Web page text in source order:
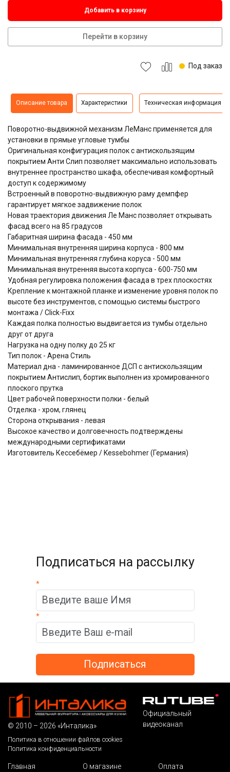
Добавить в корзину
Перейти в корзину
Под заказ
Описание товара Характеристики Техническая информация
Поворотно-выдвижной механизм ЛеМанс применяется для
установки в прямые угловые тумбы
Оригинальная конфигурация полок с антискользящим
покрытием Анти Слип позволяет максимально использовать
внутреннее пространство шкафа, обеспечивая комфортный
доступ к содержимому
Встроенный в поворотно-выдвижную раму демпфер
гарантирует мягкое задвижение полок
Новая траектория движения Ле Манс позволяет открывать
фасад всего на 85 градусов
Габаритная ширина фасада - 450 мм
Минимальная внутренняя ширина корпуса - 800 мм
Минимальная внутренняя глубина коруса - 500 мм
Минимальная внутренняя высота корпуса - 600-750 мм
Удобная регулировка положения фасада в трех плоскостях
Крепление к монтажной планке и изменение уровня полок по
высоте без инструментов, с помощью системы быстрого
монтажа / Click-Fixx
Каждая полка полностью выдвигается из тумбы отдельно
друг от друга
Нагрузка на одну полку до 25 кг
Тип полок - Арена Стиль
Материал дна - ламинированное ДСП с антискользящим
покрытием Антислип, бортик выполнен из хромированного
плоского прутка
Цвет рабочей поверхности полки - белый
Отделка - хром, глянец
Сторона открывания - левая
Высокое качество и долговечность подтверждены
международными сертификатами
Изготовитель Кессебёмер / Kessebohmer (Германия)
Подписаться на рассылку
*
*
© 2010 – 2026 «Инталика»
Политика в отношении файлов cookies
Политика конфиденциальности
Официальный
видеоканал
Главная О магазине Оплата